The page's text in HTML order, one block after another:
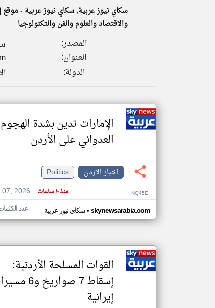
سكاي نيوز عربية, سكاي نيوز عربية - موقع
والاقتصاد والعلوم والفن والتكنولوجيا
المصدر:
العنوان:
الدولة:
الإمارات تدين بشدة الهجوم
العدواني على الأردن
اخبار الاردن
Politics
2026
منذ ١٠ ساعات NQ45EI
سكاي نيوز عربية• skynewsarabia.com عدد الكلمات:
القوات المسلحة الأردنية:
إسقاط 7 صواريخ
إيرانية